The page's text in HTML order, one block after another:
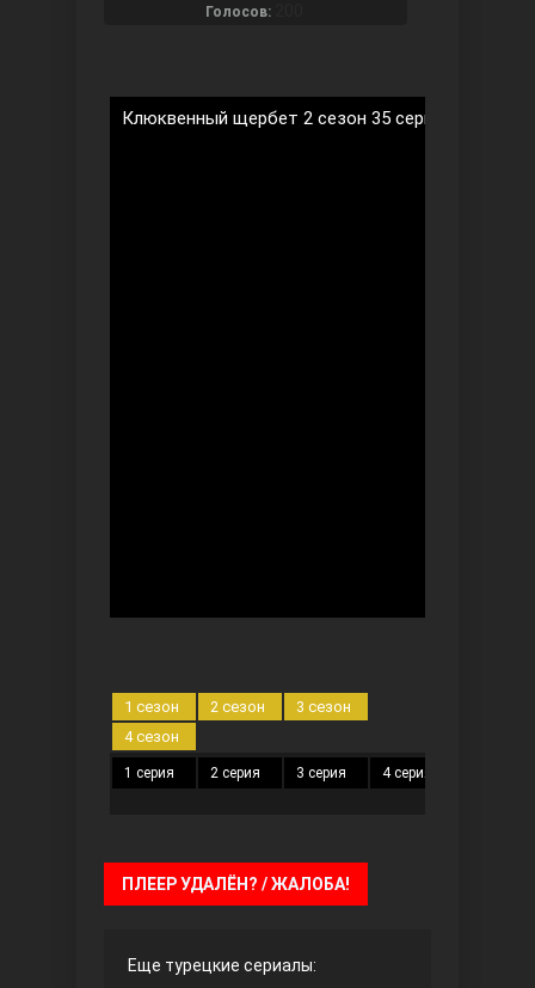
Голосов:
Клюквенный щербет 2 сезон 35 серия на
1 сезон 2 сезон
3 сезон
4 сезон
1 серия 2 серия 3 серия 4 серия
ПЛЕЕР УДАЛЁН? / ЖАЛОБА!
Еще турецкие сериалы: